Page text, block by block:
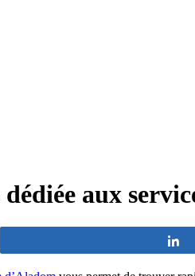
aux